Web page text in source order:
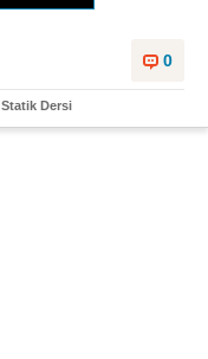
0
Statik Dersi